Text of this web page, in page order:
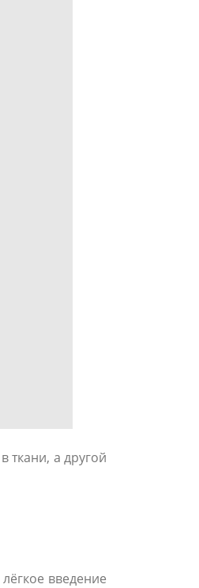
ткани, а другой
введение